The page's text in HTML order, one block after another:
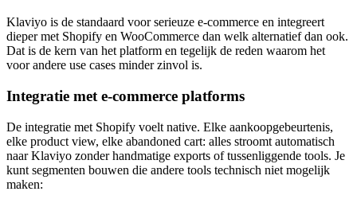
Klaviyo is de standaard voor serieuze e-commerce en integreert
dieper met Shopify en WooCommerce dan welk alternatief dan ook.
Dat is de kern van het platform en tegelijk de reden waarom het
voor andere use cases minder zinvol is.
Integratie met e-commerce platforms
De integratie met Shopify voelt native. Elke aankoopgebeurtenis,
elke product view, elke abandoned cart: alles stroomt automatisch
naar Klaviyo zonder handmatige exports of tussenliggende tools. Je
kunt segmenten bouwen die andere tools technisch niet mogelijk
maken: